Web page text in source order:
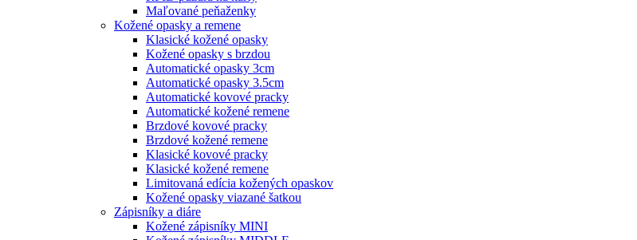
Maľované peňaženky
Kožené opasky a remene
Klasické kožené opasky
Kožené opasky s brzdou
Automatické opasky 3cm
Automatické opasky 3.5cm
Automatické kovové pracky
Automatické kožené remene
Brzdové kovové pracky
Brzdové kožené remene
Klasické kovové pracky
Klasické kožené remene
Limitovaná edícia kožených opaskov
Kožené opasky viazané šatkou
Zápisníky a diáre
Kožené zápisníky MINI